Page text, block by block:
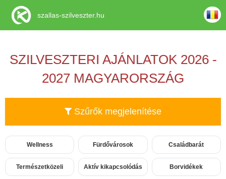
SZILVESZTERI AJÁNLATOK 2026 -
2027 MAGYARORSZÁG
Szűrők megjelenítése
Wellness Fürdővárosok Családbarát
Természetközeli Aktív kikapcsolódás Borvidékek
szallas-szilveszter.hu